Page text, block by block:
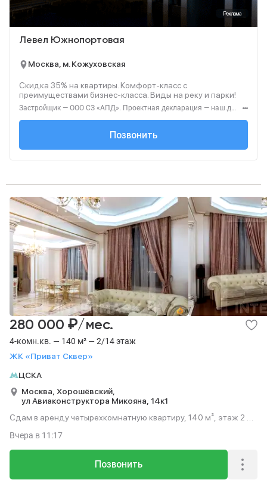
Реклама
Левел Южнопортовая
Москва, м. Кожуховская
Скидка 35% на квартиры. Комфорт-класс с
преимуществами бизнес-класса. Виды на реку и парки!
Застройщик — ООО СЗ «АПД». Проектная декларация — наш.дом.рф. Акция до 28.02.2026. Не оферта. Подробности — Level.ru
+7 (495) 236-91-...
Позвонить
4-комн.кв. — 140 м² — 2/14 этаж
ЖК «Приват Сквер»
280 000 ₽/мес.
ЦСКА
Москва, Хорошёвский,
ул Авиаконструктора Микояна, 14к1
Сдам в аренду четырехкомнатную квартиру, 140 м², этаж 2 из
Позвонить
Вчера в 11:17